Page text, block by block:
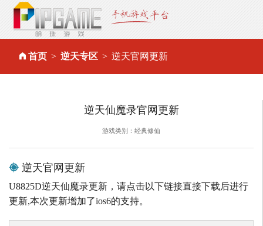
首页 逆天专区 逆天官网更新
逆天仙魔录官网更新
游戏类别：经典修仙
逆天官网更新
U8825D逆天仙魔录更新，请点击以下链接直接下载后进行
更新,本次更新增加了ios6的支持。